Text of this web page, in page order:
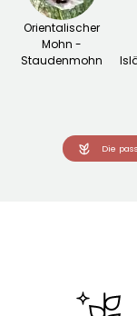
Orientalischer
Mohn -
Staudenmohn
Die